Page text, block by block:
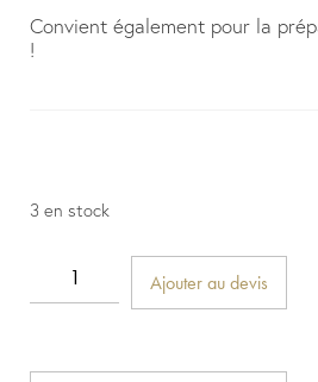
Convient également pour la
!
3 en stock
Ajouter au devis